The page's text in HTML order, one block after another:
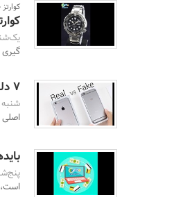
یک‌شنبه 10 مرداد
7 دلیل برای اصل بودن گوشی تلفن همراه
شنبه 9 مرداد 95، 00:03 -
پنج‌شنبه 7